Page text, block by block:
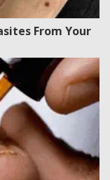
From Your